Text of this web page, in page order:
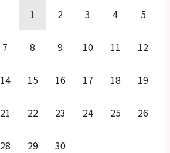
1 2 3 4 5
7 8 9 10 11 12
14 15 16 17 18 19
21 22 23 24 25 26
28 29 30